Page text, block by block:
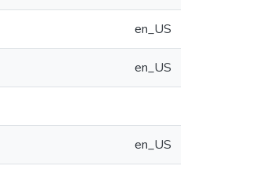
en_US
en_US
en_US